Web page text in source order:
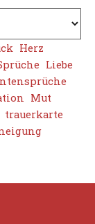
Herz
Liebe
Mut
trauerkarte